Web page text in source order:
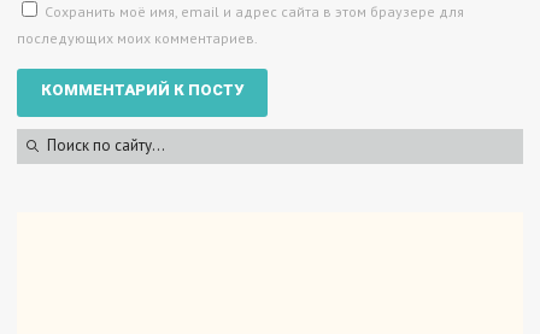
Сохранить моё имя, email и адрес сайта в этом браузере для
последующих моих комментариев.